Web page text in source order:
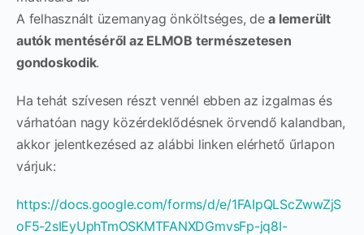
A felhasznált üzemanyag önköltséges, dea lemerült
autók mentéséről az ELMOB természetesen
gondoskodik.
Ha tehát szívesen részt vennél ebben az izgalmas és
várhatóan nagy közérdeklődésnek örvendő kalandban,
akkor jelentkezésed az alábbi linken elérhető űrlapon
várjuk:
https://docs.google.com/forms/d/e/1FAIpQLScZwwZjS
oF5-2sIEyUphTmOSKMTFANXDGmvsFp-jq8I-